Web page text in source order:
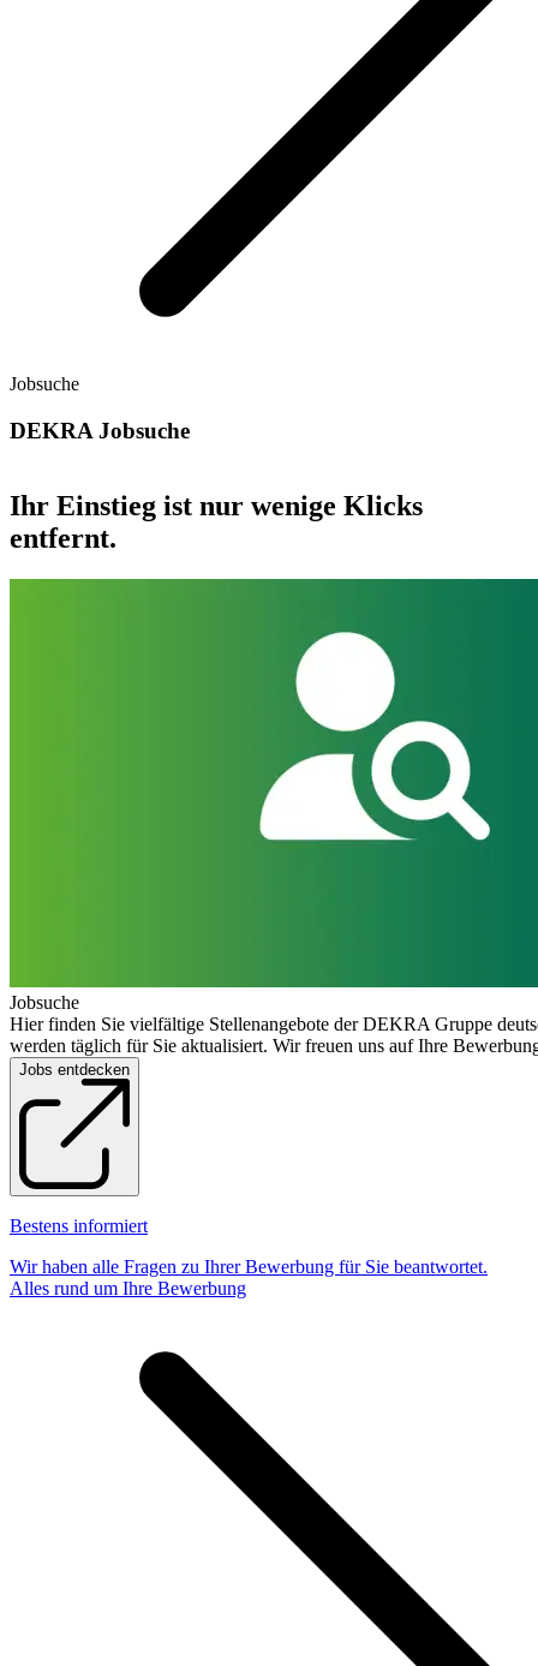
Jobsuche
DEKRA Jobsuche
Ihr Einstieg ist nur wenige Klicks
entfernt.
Jobsuche
Hier finden Sie vielfältige Stellenangebote der DEKRA Gruppe
werden täglich für Sie aktualisiert. Wir freuen uns auf Ihre
Jobs entdecken
Bestens informiert
Wir haben alle Fragen zu Ihrer Bewerbung für Sie beantwortet.
Alles rund um Ihre Bewerbung